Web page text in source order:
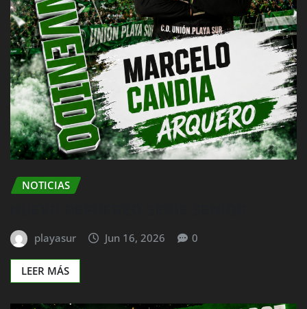
NOTICIAS
playasur Jun 16, 2026 0
LEER MÁS